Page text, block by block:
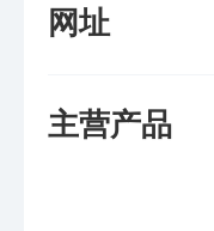
网址
主营产品